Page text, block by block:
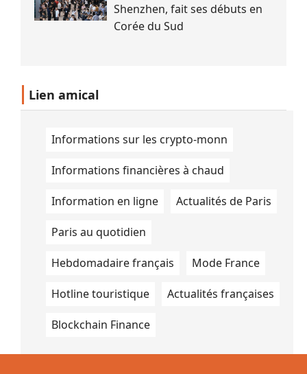
Shenzhen, fait ses débuts en
Corée du Sud
Lien amical
Informations sur les crypto-monn
Informations financières à chaud
Information en ligne Actualités de Paris
Paris au quotidien
Hebdomadaire français Mode France
Hotline touristique Actualités françaises
Blockchain Finance